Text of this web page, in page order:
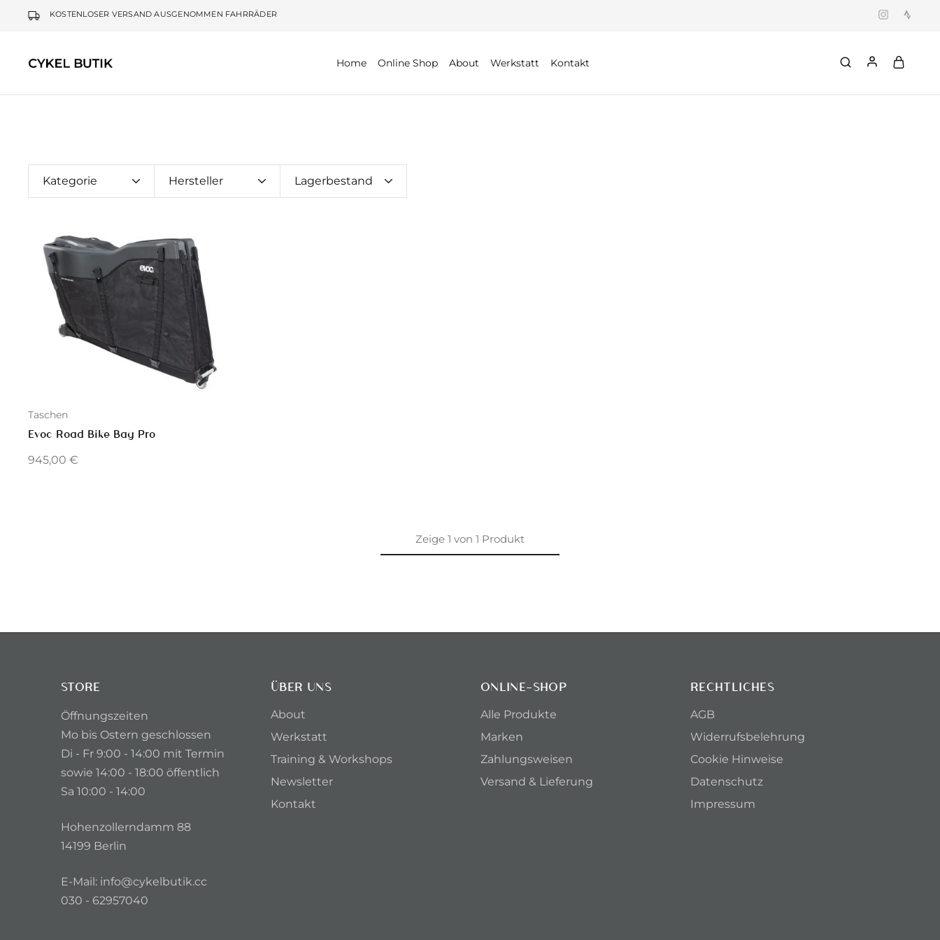
KOSTENLOSER VERSAND AUSGENOMMEN FAHRRÄDER
Cykel
Home Online Shop About Werkstatt Kontakt
Kategorie Hersteller Lagerbestand
Taschen
Evoc Road Bike Bag Pro
945,00 €
Zeige 1 von 1 Produkt
STORE
Öffnungszeiten
Mo bis Ostern geschlossen
Di - Fr 9:00 - 14:00 mit Termin
sowie 14:00 - 18:00 öffentlich
Sa 10:00 - 14:00
Hohenzollerndamm 88
14199 Berlin
E-Mail: info@cykelbutik.cc
030 - 62957040
ÜBER UNS
About
Werkstatt
Training & Workshops
Newsletter
Kontakt
ONLINE-SHOP
Alle Produkte
Marken
Zahlungsweisen
Versand & Lieferung
RECHTLICHES
AGB
Widerrufsbelehrung
Cookie Hinweise
Datenschutz
Impressum